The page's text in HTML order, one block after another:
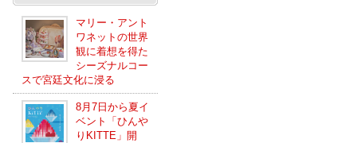
マリー・アント
ワネットの世界
観に着想を得た
シーズナルコー
スで宮廷文化に浸る
8月7日から夏イ
ベント「ひんや
りKITTE」開